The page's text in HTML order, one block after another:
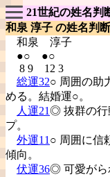
21世紀の姓名判
和泉 淳子 の姓名判断
和泉 淳子
●○ ●○
8 9 12 3
総運32○ 周囲の助
める。結婚運○。
人運21◎ 抜群の行
プ。
外運11 ○ 周囲に信
傾向。
伏運36◎ 可愛がら